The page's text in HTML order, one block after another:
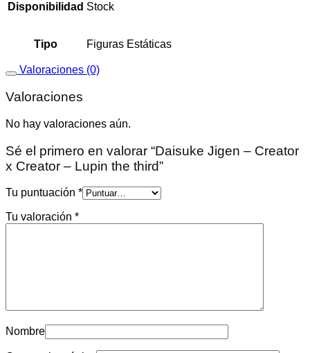
Disponibilidad Stock
Tipo Figuras Estáticas
Valoraciones (0)
Valoraciones
No hay valoraciones aún.
Sé el primero en valorar “Daisuke Jigen – Creator
x Creator – Lupin the third”
Tu puntuación *
Tu valoración *
Nombre